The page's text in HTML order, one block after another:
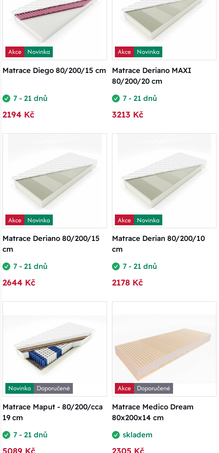
Akce
Novinka
Matrace Diego 80/200/15 cm
7 - 21 dnů
2194 Kč
Akce
Novinka
Matrace Deriano MAXI
80/200/20 cm
7 - 21 dnů
3213 Kč
Akce
Novinka
Matrace Deriano 80/200/15
cm
7 - 21 dnů
2644 Kč
Akce
Novinka
Matrace Derian 80/200/10
cm
7 - 21 dnů
2178 Kč
Novinka
Doporučené
Matrace Maput - 80/200/cca
19 cm
7 - 21 dnů
5089 Kč
Akce
Doporučené
Matrace Medico Dream
80x200x14 cm
skladem
2305 Kč